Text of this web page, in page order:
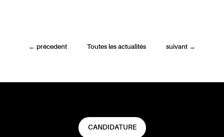
← précedent Toutes les actualités suivant →
CANDIDATURE